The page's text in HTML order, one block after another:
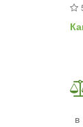
в